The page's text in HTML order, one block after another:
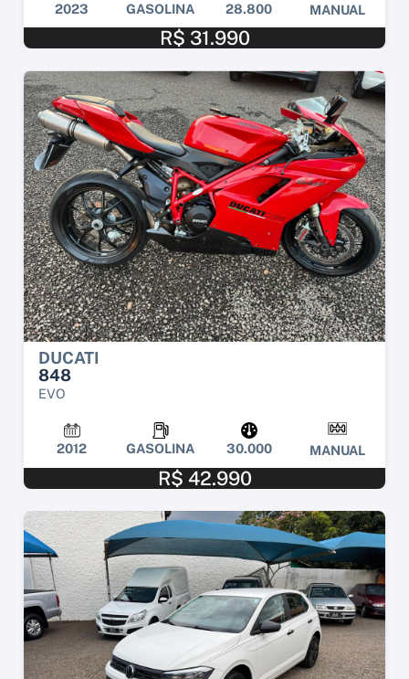
2023 GASOLINA 28.800 MANUAL
R$ 31.990
DUCATI
848
EVO
2012 GASOLINA 30.000 MANUAL
R$ 42.990